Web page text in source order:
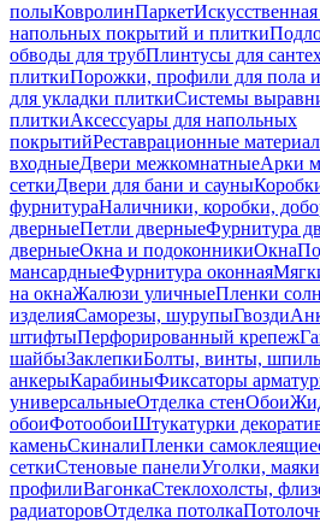
полыКовролинПаркетИскусственная
напольных покрытий и плитки
обводы для трубПлинтусы для
плиткиПорожки, профили для пола
для укладки плиткиСистемы
плиткиАксессуары для напольных
покрытийРеставрационные
входныеДвери межкомнатныеАрки
сеткиДвери для бани и сауны
фурнитураНаличники, коробки,
дверныеПетли дверныеФурнитура
дверныеОкна и подоконникиОкна
мансардныеФурнитура оконная
на окнаЖалюзи уличныеПленки
изделияСаморезы, шурупыГвозди
штифтыПерфорированный крепеж
шайбыЗаклепкиБолты, винты,
анкерыКарабиныФиксаторы
универсальныеОтделка стенОбои
обоиФотообоиШтукатурки
каменьСкиналиПленки
сеткиСтеновые панелиУголки,
профилиВагонкаСтеклохолсты,
радиаторовОтделка потолка